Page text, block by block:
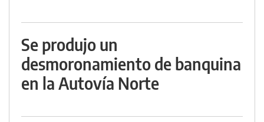
Se produjo un
desmoronamiento de banquina
en la Autovía Norte